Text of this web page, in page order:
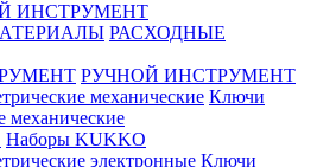
ИНСТРУМЕНТ
РАСХОДНЫЕ
РУЧНОЙ ИНСТРУМЕНТ
Ключи
механические
Наборы KUKKO
Ключи